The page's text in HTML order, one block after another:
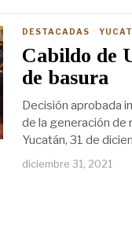
DESTACADAS ·
Cabildo de
de basura
Decisión aprobada
de la generación de
Yucatán, 31 de
diciembre 31, 2021